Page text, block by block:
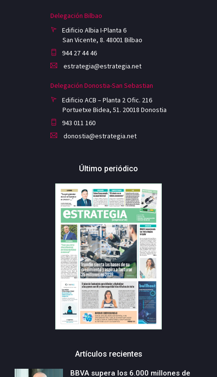
Delegación Bilbao
Edificio Albia I-Planta 6
San Vicente, 8. 48001 Bilbao
944 27 44 46
estrategia@estrategia.net
Delegación Donostia-San Sebastian
Edificio ACB – Planta 2 Ofic. 216
Portuetxe Bidea, 51. 20018 Donostia
943 011 160
donostia@estrategia.net
Último periódico
Artículos recientes
BBVA supera los 6.000 millones de